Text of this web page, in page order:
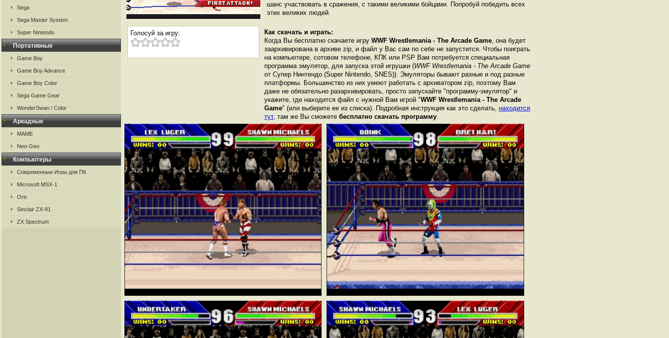
Sega
Sega Master System
Super Nintendo
Портативные
Game Boy
Game Boy Advance
Game Boy Color
Sega Game Gear
WonderSwan / Color
Аркадные
MAME
Neo-Geo
Компьютеры
Современные Игры для ПК
Microsoft MSX-1
Oric
Sinclair ZX-81
ZX Spectrum
Голосуй за игру:
шанс участвовать в сражения, с такими великими бойцами. Попробуй победить всех
этих великих людей.
Как скачать и играть:
Когда Вы бесплатно скачаете игру WWF Wrestlemania - The Arcade Game, она будет
заархивирована в архиве zip, и файл у Вас сам по себе не запустится. Чтобы поиграть
на компьютере, сотовом телефоне, КПК или PSP Вам потребуется специальная
программа эмулятор, для запуска этой игрушки (WWF Wrestlemania - The Arcade Game
от Супер Нинтендо (Super Nintendo, SNES)). Эмуляторы бывают разные и под разные
платформы. Большинство из них умеют работать с архиватором zip, поэтому Вам
даже не обязательно разархивировать, просто запускайте "программу-эмулятор" и
укажите, где находится файл с нужной Вам игрой "WWF Wrestlemania - The Arcade
Game" (или выберите ее из списка). Подробная инструкция как это сделать, находится
тут, там же Вы сможете бесплатно скачать программу.